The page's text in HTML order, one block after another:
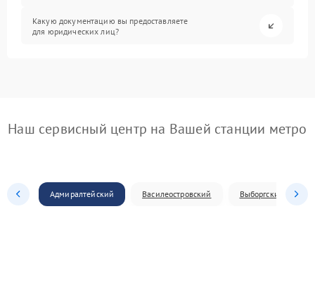
Какую документацию вы предоставляете
для юридических лиц?
Наш сервисный центр на Вашей станции метро
Адмиралтейский Василеостровский Выборгский